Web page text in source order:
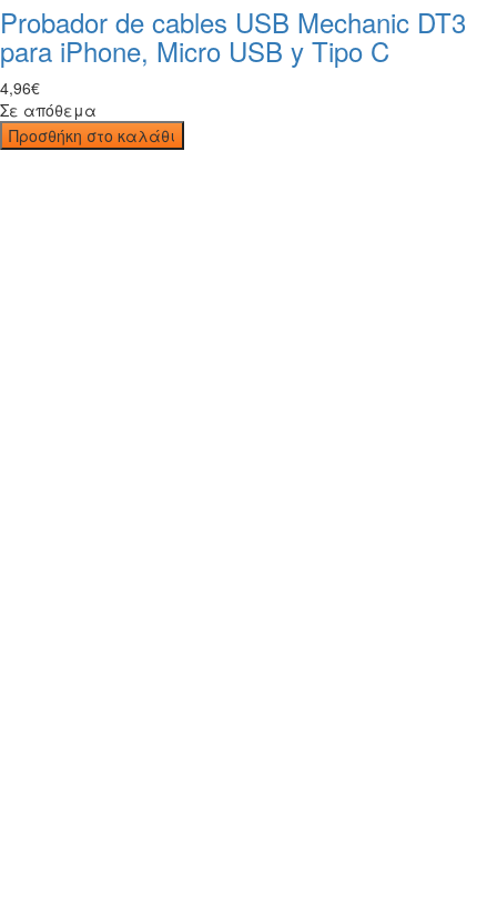
Probador de cables USB Mechanic DT3
para iPhone, Micro USB y Tipo C
4,96€
Σε απόθεμα
Προσθήκη στο καλάθι